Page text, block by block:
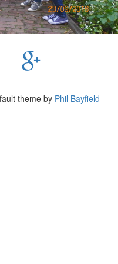
theme by Phil Bayfield